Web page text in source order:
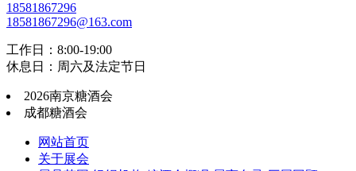
18581867296
18581867296@163.com
工作日：8:00-19:00
休息日：周六及法定节日
2026南京糖酒会
成都糖酒会
网站首页
关于展会